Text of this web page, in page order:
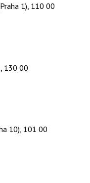
1), 110 00
130 00
10), 101 00